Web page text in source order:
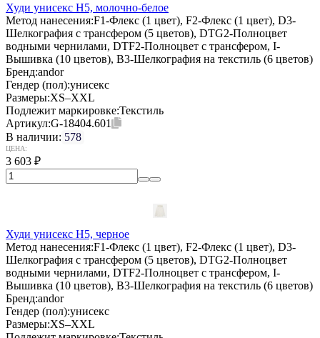
Худи унисекс H5, молочно-белое
Метод нанесения:F1-Флекс (1 цвет), F2-Флекс (1 цвет), D3-
Шелкография с трансфером (5 цветов), DTG2-Полноцвет
водными чернилами, DTF2-Полноцвет с трансфером, I-
Вышивка (10 цветов), B3-Шелкография на текстиль (6 цветов)
Бренд:andor
Гендер (пол):унисекс
Размеры:XS–XXL
Подлежит маркировке:Текстиль
Артикул:G-18404.601
В наличии: 578
ЦЕНА:
3 603 ₽
Худи унисекс H5, черное
Метод нанесения:F1-Флекс (1 цвет), F2-Флекс (1 цвет), D3-
Шелкография с трансфером (5 цветов), DTG2-Полноцвет
водными чернилами, DTF2-Полноцвет с трансфером, I-
Вышивка (10 цветов), B3-Шелкография на текстиль (6 цветов)
Бренд:andor
Гендер (пол):унисекс
Размеры:XS–XXL